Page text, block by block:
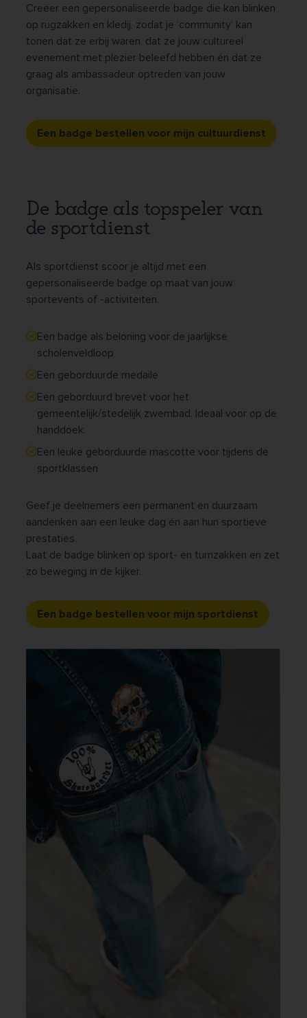
Creëer een gepersonaliseerde badge die kan blinken
op rugzakken en kledij, zodat je ‘community’ kan
tonen dat ze erbij waren, dat ze jouw cultureel
evenement met plezier beleefd hebben én dat ze
graag als ambassadeur optreden van jouw
organisatie.
Een badge bestellen voor mijn cultuurdienst
De badge als topspeler van
de sportdienst
Als sportdienst scoor je altijd met een
gepersonaliseerde badge op maat van jouw
sportevents of -activiteiten.
Een badge als beloning voor de jaarlijkse
scholenveldloop
Een geborduurde medaile
Een geborduurd brevet voor het
gemeentelijk/stedelijk zwembad. Ideaal voor op de
handdoek.
Een leuke geborduurde mascotte voor tijdens de
sportklassen
Geef je deelnemers een permanent en duurzaam
aandenken aan een leuke dag én aan hun sportieve
prestaties.
Laat de badge blinken op sport- en turnzakken en zet
zo beweging in de kijker.
Een badge bestellen voor mijn sportdienst